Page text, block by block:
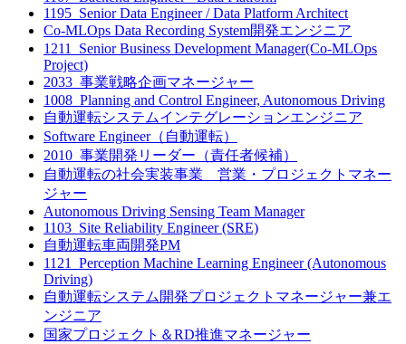
1195_Senior Data Engineer / Data Platform Architect
Co-MLOps Data Recording System開発エンジニア
1211_Senior Business Development Manager(Co-MLOps
Project)
2033_事業戦略企画マネージャー
1008_Planning and Control Engineer, Autonomous Driving
自動運転システムインテグレーションエンジニア
Software Engineer（自動運転）
2010_事業開発リーダー（責任者候補）
自動運転の社会実装事業 営業・プロジェクトマネー
ジャー
Autonomous Driving Sensing Team Manager
1103_Site Reliability Engineer (SRE)
自動運転車両開発PM
1121_Perception Machine Learning Engineer (Autonomous
Driving)
自動運転システム開発プロジェクトマネージャー兼エ
ンジニア
国家プロジェクト＆RD推進マネージャー